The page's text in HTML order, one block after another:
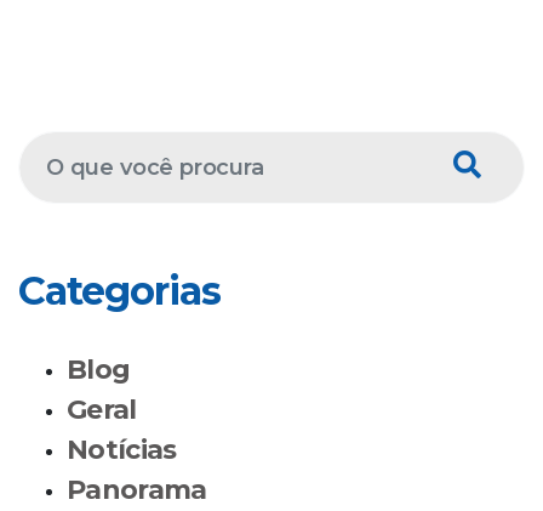
Categorias
Blog
Geral
Notícias
Panorama